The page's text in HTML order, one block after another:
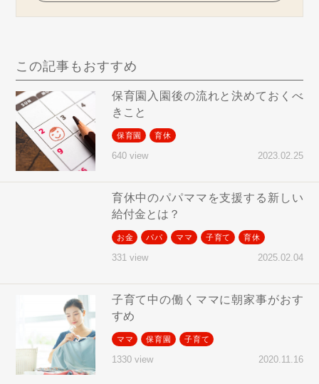
この記事もおすすめ
保育園入園後の流れと決めておくべ
きこと
保育園 育休
640 view 2023.02.25
育休中のパパママを支援する新しい
給付金とは？
お金 パパ ママ 子育て 育休
331 view 2025.02.04
子育て中の働くママに朝家事がおす
すめ
ママ 保育園 子育て
1330 view 2020.11.16